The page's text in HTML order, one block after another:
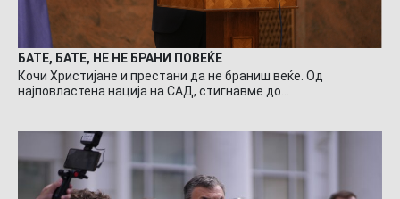
БАТЕ, БАТЕ, НЕ НЕ БРАНИ ПОВЕЌЕ
Кочи Христијане и престани да не браниш веќе. Од
најповластена нација на САД, стигнавме до…